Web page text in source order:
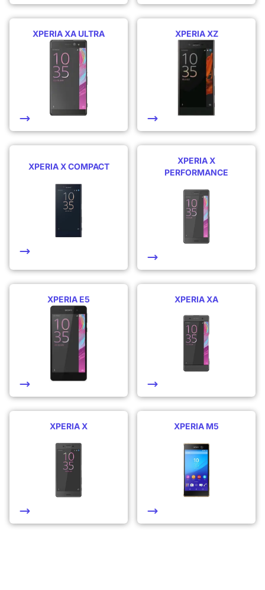
XPERIA XA ULTRA XPERIA XZ
XPERIA X COMPACT
XPERIA X
PERFORMANCE
XPERIA E5 XPERIA XA
XPERIA X XPERIA M5